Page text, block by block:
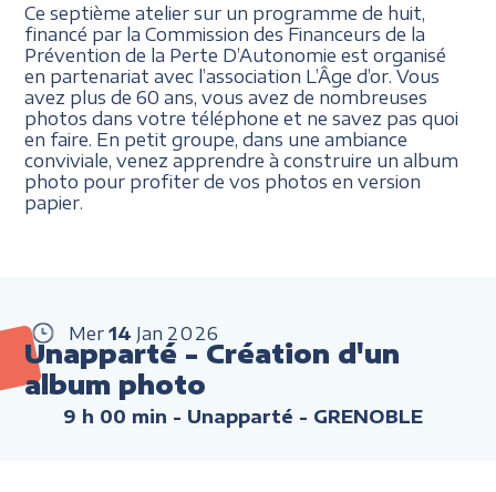
Ce septième atelier sur un programme de huit,
financé par la Commission des Financeurs de la
Prévention de la Perte D’Autonomie est organisé
en partenariat avec l’association L’Âge d’or. Vous
avez plus de 60 ans, vous avez de nombreuses
photos dans votre téléphone et ne savez pas quoi
en faire. En petit groupe, dans une ambiance
conviviale, venez apprendre à construire un album
photo pour profiter de vos photos en version
papier.
Mer 14 Jan 2026
Unapparté - Création d'un
album photo
9 h 00 min - Unapparté - GRENOBLE